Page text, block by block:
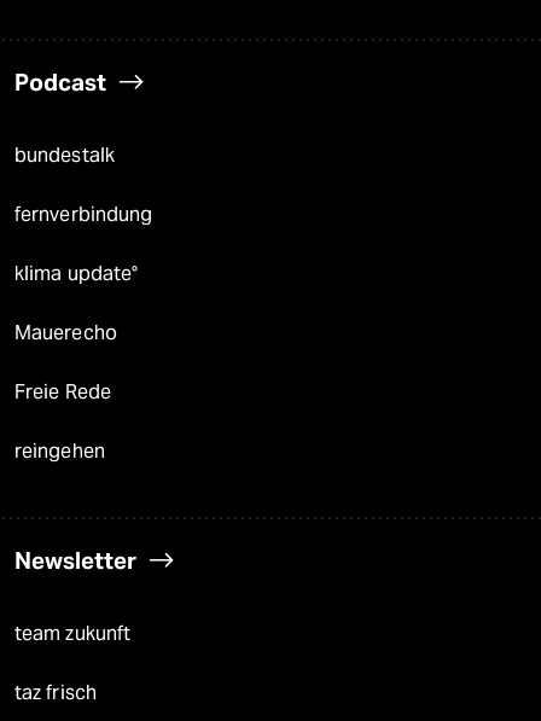
Podcast
bundestalk
fernverbindung
klima update°
Mauerecho
Freie Rede
reingehen
Newsletter
team zukunft
taz frisch